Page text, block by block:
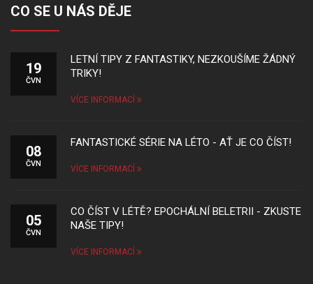
CO SE U NÁS DĚJE
19
ČVN
LETNÍ TIPY Z FANTASTIKY, NEZKOUŠÍME ŽÁDNÝ
TRIKY!
VÍCE INFORMACÍ
08
ČVN
FANTASTICKÉ SÉRIE NA LÉTO - AŤ JE CO ČÍST!
VÍCE INFORMACÍ
05
ČVN
CO ČÍST V LÉTĚ? EPOCHÁLNÍ BELETRII - ZKUSTE
NAŠE TIPY!
VÍCE INFORMACÍ